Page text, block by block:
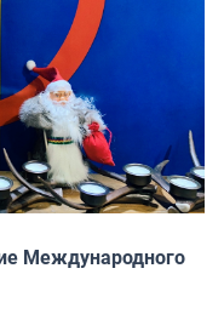
Международного